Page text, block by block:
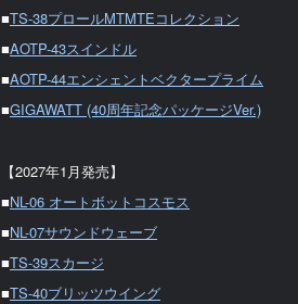
■TS-38プロールMTMTEコレクション
■AOTP-43スインドル
■AOTP-44エンシェントベクタープライム
■GIGAWATT (40周年記念パッケージVer.)
【2027年1月発売】
■NL-06 オートボットコスモス
■NL-07サウンドウェーブ
■TS-39スカージ
■TS-40ブリッツウイング